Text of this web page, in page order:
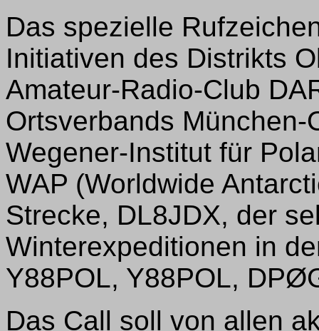
Das spezielle
Initiativen des Distrikts
Amateur-Radio-Club
Ortsverbands München-
Wegener-Institut für
WAP (Worldwide
Strecke, DL8JDX, der
Winterexpeditionen in
Y88POL, Y88POL,
Das Call soll von allen